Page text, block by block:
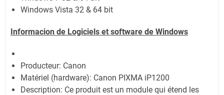
Windows Vista 32 & 64 bit
Informacion de Logiciels et software de Windows
Producteur: Canon
Matériel (hardware): Canon PIXMA iP1200
Description: Ce produit est un module qui étend les